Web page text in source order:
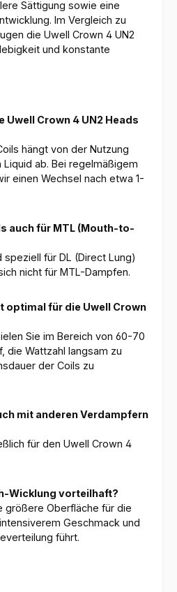
Sättigung sowie eine
Im Vergleich zu
die Uwell Crown 4 UN2
und konstante
Uwell Crown 4 UN2 Heads
hängt von der Nutzung
ab. Bei regelmäßigem
einen Wechsel nach etwa 1-
auch für MTL (Mouth-to-
für DL (Direct Lung)
nicht für MTL-Dampfen.
optimal für die Uwell Crown
Sie im Bereich von 60-70
die Wattzahl langsam zu
der Coils zu
mit anderen Verdampfern
für den Uwell Crown 4
Wicklung vorteilhaft?
größere Oberfläche für die
Geschmack und
führt.